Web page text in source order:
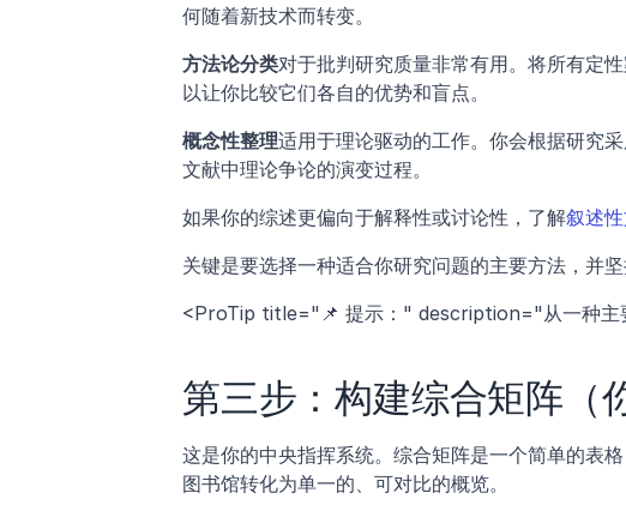
何随着新技术而转变。
方法论分类对于批判研究质量非常有用。将所有定
以让你比较它们各自的优势和盲点。
概念性整理适用于理论驱动的工作。你会根据研究
文献中理论争论的演变过程。
如果你的综述更偏向于解释性或讨论性，了解叙述
关键是要选择一种适合你研究问题的主要方法，并坚
<ProTip title="📌 提示：" description="从一种主
第三步：构建综合矩阵（
这是你的中央指挥系统。综合矩阵是一个简单的表
图书馆转化为单一的、可对比的概览。